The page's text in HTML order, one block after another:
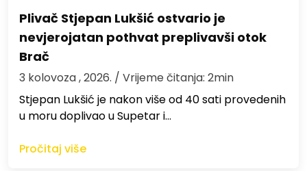
Plivač Stjepan Lukšić ostvario je
nevjerojatan pothvat preplivavši otok
Brač
3 kolovoza , 2026. / Vrijeme čitanja: 2min
St​jepan Lukšić je nakon više od 40 sati provedenih
u moru doplivao u Supetar i…
Pročitaj više